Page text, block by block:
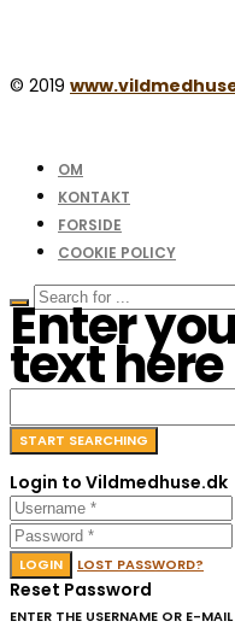
© 2019
OM
KONTAKT
FORSIDE
COOKIE POLICY
Enter
text here
Login to Vildmedhuse.dk
LOGIN LOST PASSWORD?
Reset Password
ENTER THE USERNAME OR E-